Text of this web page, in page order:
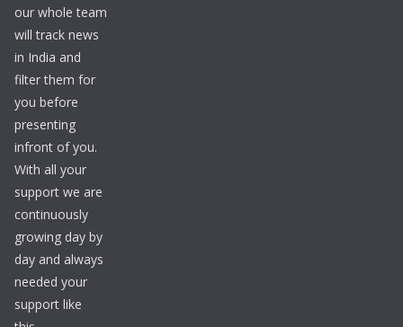
our whole team
will track news
in India and
filter them for
you before
presenting
infront of you.
With all your
support we are
continuously
growing day by
day and always
needed your
support like